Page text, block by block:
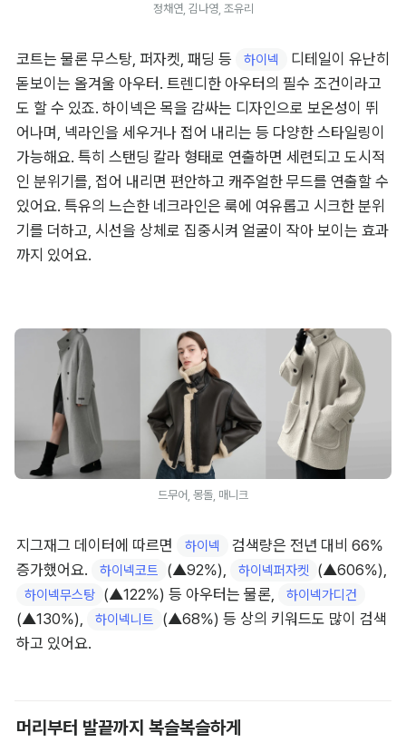
정채연, 김나영, 조유리
코트는 물론 무스탕, 퍼자켓, 패딩 등 하이넥
디테일이 유난히
돋보이는 올겨울 아우터. 트렌디한 아우터의 필수 조건이라고
도 할 수 있죠. 하이넥은 목을 감싸는 디자인으로 보온성이 뛰
어나며, 넥라인을 세우거나 접어 내리는 등 다양한 스타일링이
가능해요. 특히 스탠딩 칼라 형태로 연출하면 세련되고 도시적
인 분위기를, 접어 내리면 편안하고 캐주얼한 무드를 연출할 수
있어요. 특유의 느슨한 네크라인은 룩에 여유롭고 시크한 분위
기를 더하고, 시선을 상체로 집중시켜 얼굴이 작아 보이는 효과
까지 있어요.
드무어, 몽돌, 매니크
지그재그 데이터에 따르면 하이넥
검색량은 전년 대비 66%
증가했어요.
하이넥코트 (▲92%), 하이넥퍼자켓
하이넥무스탕 (▲122%) 등 아우터는 물론, 하이넥가디건
(▲130%), 하이넥니트
(▲68%) 등 상의 키워드도 많이 검색
하고 있어요.
머리부터 발끝까지 복슬복슬하게